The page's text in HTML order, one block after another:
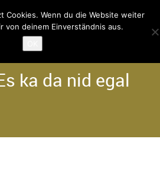
Projekte
ka da nid egal
Cookies. Wenn du die Website weiter
von deinem Einverständnis aus.